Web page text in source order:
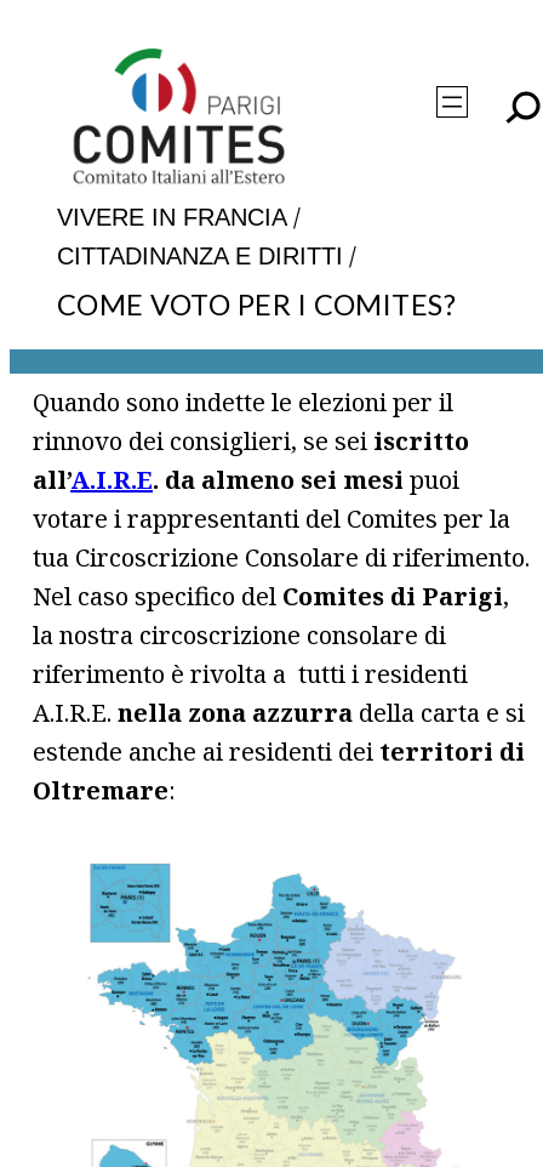
VIVERE IN FRANCIA/
CITTADINANZA E DIRITTI /
COME VOTO PER I COMITES?
Quando sono indette le elezioni per il
rinnovo dei consiglieri, se sei iscritto
all’A.I.R.E. da almeno sei mesi puoi
votare i rappresentanti del Comites per la
tua Circoscrizione Consolare di riferimento.
Nel caso specifico del Comites di Parigi,
la nostra circoscrizione consolare di
riferimento è rivolta a tutti i residenti
A.I.R.E. nella zona azzurra della carta e si
estende anche ai residenti dei territori di
Oltremare: